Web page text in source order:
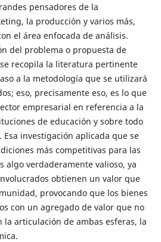
pensadores de la
la producción y varios más,
el área enfocada de análisis.
del problema o propuesta de
recopila la literatura pertinente
a la metodología que se utilizará
eso, precisamente eso, es lo que
empresarial en referencia a la
de educación y sobre todo
investigación aplicada que se
más competitivas para las
algo verdaderamente valioso, ya
obtienen un valor que
provocando que los bienes
con un agregado de valor que no
articulación de ambas esferas, la